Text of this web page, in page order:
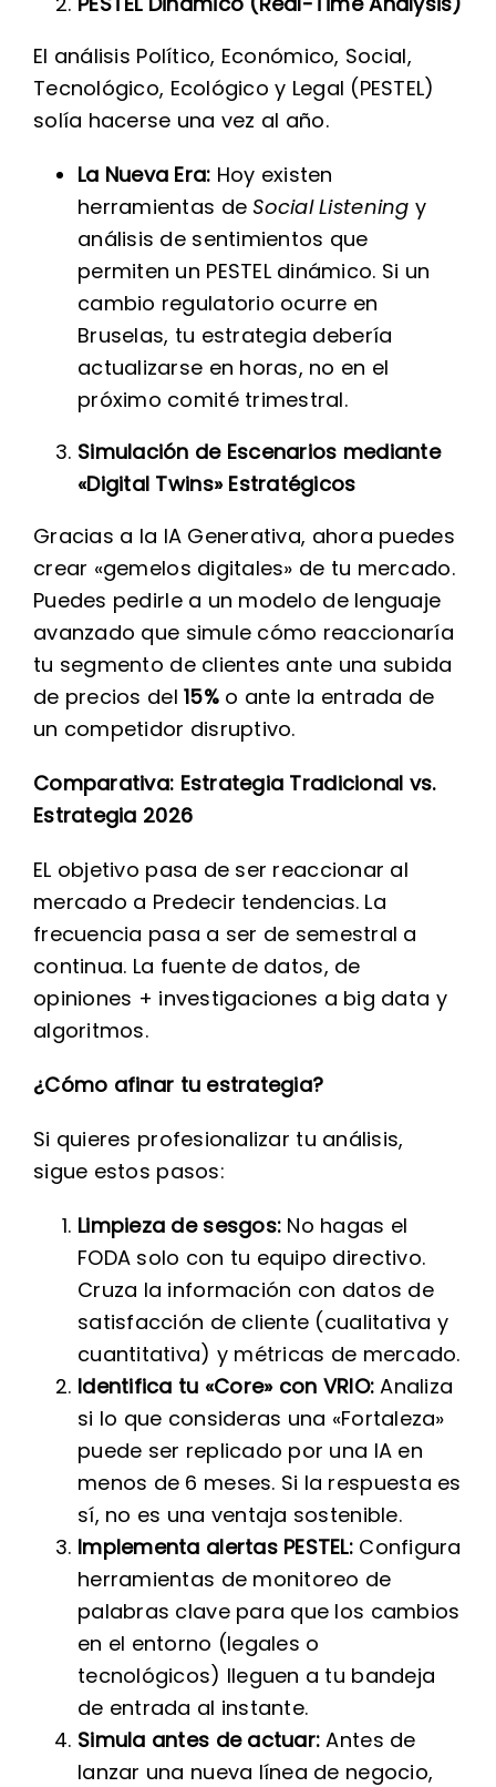
El análisis Político, Económico, Social,
Tecnológico, Ecológico y Legal (PESTEL)
solía hacerse una vez al año.
La Nueva Era: Hoy existen
herramientas de Social Listening y
análisis de sentimientos que
permiten un PESTEL dinámico. Si un
cambio regulatorio ocurre en
Bruselas, tu estrategia debería
actualizarse en horas, no en el
próximo comité trimestral.
Simulación de Escenarios mediante
«Digital Twins» Estratégicos
Gracias a la IA Generativa, ahora puedes
crear «gemelos digitales» de tu mercado.
Puedes pedirle a un modelo de lenguaje
avanzado que simule cómo reaccionaría
tu segmento de clientes ante una subida
de precios del15%o ante la entrada de
un competidor disruptivo.
Comparativa: Estrategia Tradicional vs.
Estrategia 2026
EL objetivo pasa de ser reaccionar al
mercado a Predecir tendencias. La
frecuencia pasa a ser de semestral a
continua. La fuente de datos, de
opiniones + investigaciones a big data y
algoritmos.
¿Cómo afinar tu estrategia?
Si quieres profesionalizar tu análisis,
sigue estos pasos:
Limpieza de sesgos: No hagas el
FODA solo con tu equipo directivo.
Cruza la información con datos de
satisfacción de cliente (cualitativa y
cuantitativa) y métricas de mercado.
Identifica tu «Core» con VRIO: Analiza
si lo que consideras una «Fortaleza»
puede ser replicado por una IA en
menos de 6 meses. Si la respuesta es
sí, no es una ventaja sostenible.
Implementa alertas PESTEL: Configura
herramientas de monitoreo de
palabras clave para que los cambios
en el entorno (legales o
tecnológicos) lleguen a tu bandeja
de entrada al instante.
Simula antes de actuar: Antes de
lanzar una nueva línea de negocio,